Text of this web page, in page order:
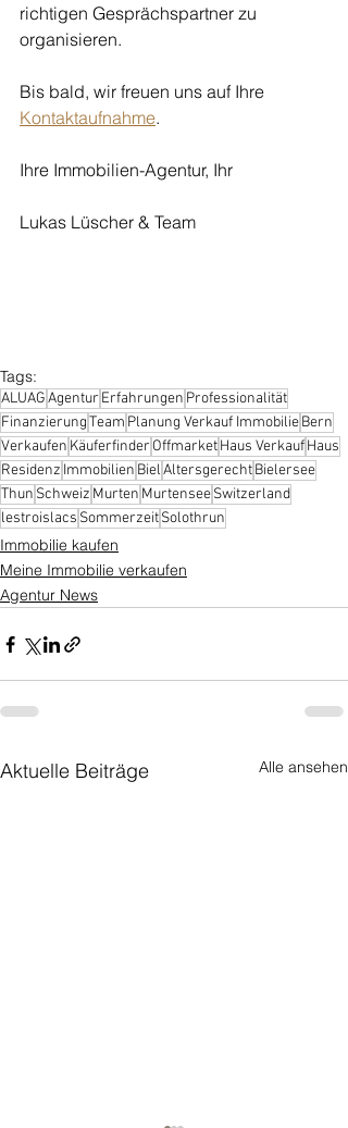
richtigen Gesprächspartner zu
organisieren.
Bis bald, wir freuen uns auf Ihre
Kontaktaufnahme.
Ihre Immobilien-Agentur, Ihr
Lukas Lüscher & Team
Tags:
ALUAGAgentur Erfahrungen Professionalität
FinanzierungTeam Planung Verkauf ImmobilieBern
Verkaufen Käuferfinder OffmarketHaus VerkaufHaus
Residenz Immobilien BielAltersgerechtBielersee
Thun Schweiz Murten MurtenseeSwitzerland
lestroislacs SommerzeitSolothrun
Immobilie kaufen
Meine Immobilie verkaufen
Agentur News
Aktuelle Beiträge Alle ansehen